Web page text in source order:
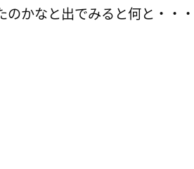
かなと出でみると何と・・